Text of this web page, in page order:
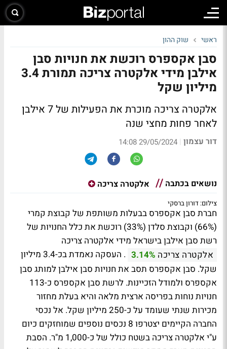
ראשי שוק ההון
סבן אקספרס רוכשת את חנויות סבן
אילבן מידי אלקטרה צריכה תמורת 3.4
מיליון שקל
אלקטרה צריכה מוכרת את הפעילות של 7 אילבן
לאחר פחות מחצי שנה
דור עצמון |
29/05/2024 14:08
נושאים בכתבה אלקטרה צריכה
צילום: דורון ברסקי
חברת סבן אקספרס בבעלות משותפת של קבוצת קמרי
(66%) וקבוצת סלדן (33%) רוכשת את כלל החנויות של
רשת סבן אילבן בישראל מידי אלקטרה צריכה
אלקטרה צריכה 3.14%
. העסקה נאמדת בכ-3.4 מיליון
שקל. סבן אקספרס תסב את חנויות סבן אילבן למותג סבן
אקספרס ולמודל הזכיינות. לרשת סבן אקספרס כ-113
חנויות נוחות בפריסה ארצית מלאה והיא בעלת מחזור
מכירות שנתי שעומד על כ-250 מיליון שקל. אל נכסי
החברה הקיימים יצטרפו 8 נכסים נוספים שמוחזקים כיום
ע"י אלקטרה צריכה בשטח כולל של כ-1,000 מ"ר. הסבת